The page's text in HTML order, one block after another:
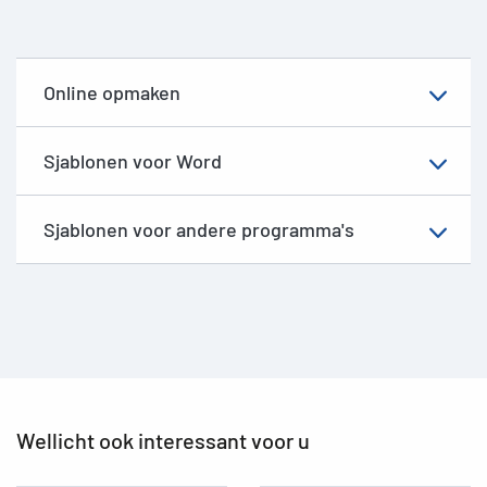
Online opmaken
Sjablonen voor Word
Sjablonen voor andere programma's
Wellicht ook interessant voor u